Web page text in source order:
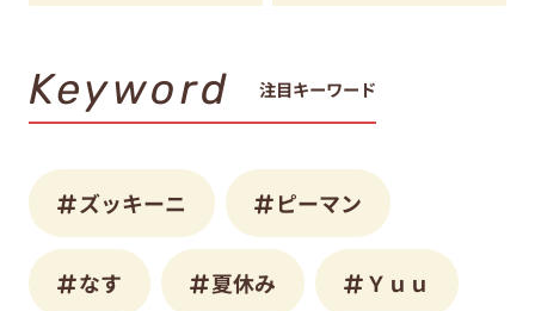
Keyword 注目キーワード
ズッキーニ ピーマン
なす 夏休み Ｙｕｕ